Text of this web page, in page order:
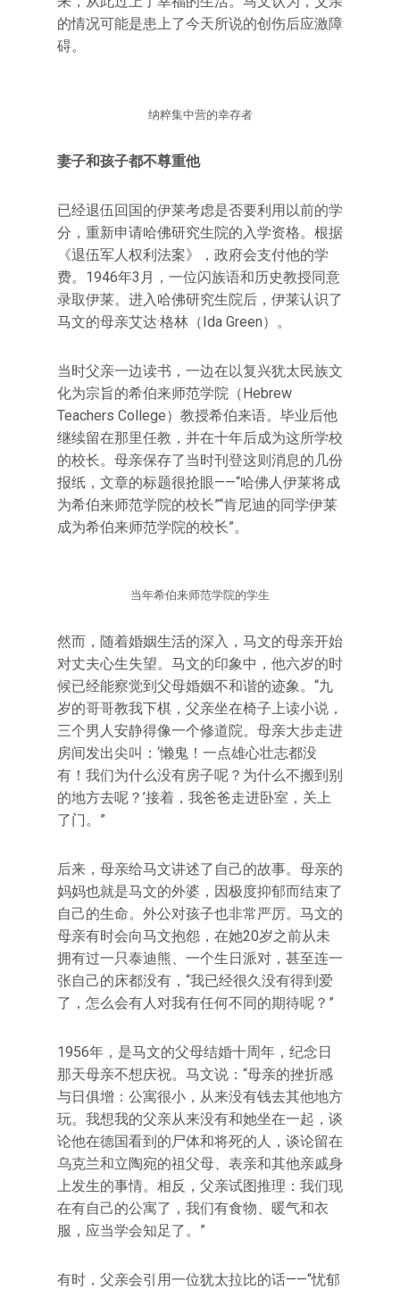
的情况可能是患上了今天所说的创伤后应激障
碍。
纳粹集中营的幸存者
妻子和孩子都不尊重他
已经退伍回国的伊莱考虑是否要利用以前的学
分，重新申请哈佛研究生院的入学资格。根据
《退伍军人权利法案》，政府会支付他的学
费。1946年3月，一位闪族语和历史教授同意
录取伊莱。进入哈佛研究生院后，伊莱认识了
马文的母亲艾达·格林（Ida Green）。
当时父亲一边读书，一边在以复兴犹太民族文
化为宗旨的希伯来师范学院（Hebrew
Teachers College）教授希伯来语。毕业后他
继续留在那里任教，并在十年后成为这所学校
的校长。母亲保存了当时刊登这则消息的几份
报纸，文章的标题很抢眼——“哈佛人伊莱将成
为希伯来师范学院的校长”“肯尼迪的同学伊莱
成为希伯来师范学院的校长”。
当年希伯来师范学院的学生
然而，随着婚姻生活的深入，马文的母亲开始
对丈夫心生失望。马文的印象中，他六岁的时
候已经能察觉到父母婚姻不和谐的迹象。“九
岁的哥哥教我下棋，父亲坐在椅子上读小说，
三个男人安静得像一个修道院。母亲大步走进
房间发出尖叫：‘懒鬼！一点雄心壮志都没
有！我们为什么没有房子呢？为什么不搬到别
的地方去呢？’接着，我爸爸走进卧室，关上
了门。”
后来，母亲给马文讲述了自己的故事。母亲的
妈妈也就是马文的外婆，因极度抑郁而结束了
自己的生命。外公对孩子也非常严厉。马文的
母亲有时会向马文抱怨，在她20岁之前从未
拥有过一只泰迪熊、一个生日派对，甚至连一
张自己的床都没有，“我已经很久没有得到爱
了，怎么会有人对我有任何不同的期待呢？”
1956年，是马文的父母结婚十周年，纪念日
那天母亲不想庆祝。马文说：“母亲的挫折感
与日俱增：公寓很小，从来没有钱去其他地方
玩。我想我的父亲从来没有和她坐在一起，谈
论他在德国看到的尸体和将死的人，谈论留在
乌克兰和立陶宛的祖父母、表亲和其他亲戚身
上发生的事情。相反，父亲试图推理：我们现
在有自己的公寓了，我们有食物、暖气和衣
服，应当学会知足了。”
有时，父亲会引用一位犹太拉比的话——“忧郁